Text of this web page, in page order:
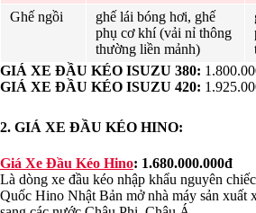
Ghế ngồi
ghế lái bóng hơi, ghế
phụ cơ khí (vải nỉ thông
thường liền mảnh)
GIÁ XE ĐẦU KÉO ISUZU 380:
GIÁ XE ĐẦU KÉO ISUZU 420:
2. GIÁ XE ĐẦU KÉO HINO:
Giá Xe Đầu Kéo Hino: 1.680.000.000đ
Là dòng xe đầu kéo nhập khẩu nguyên
Quốc Hino Nhật Bản mở nhà máy sản xuất